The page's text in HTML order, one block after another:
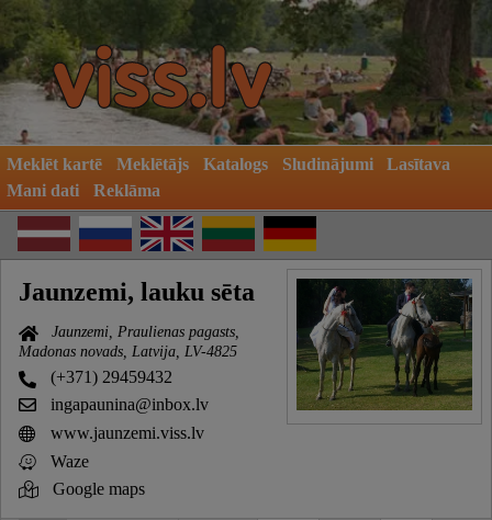
Meklēt kartē Meklētājs Katalogs Sludinājumi
Lasītava
Mani dati
Reklāma
Jaunzemi, lauku sēta
Jaunzemi, Praulienas pagasts,
Madonas novads, Latvija, LV-4825
(+371) 29459432
ingapaunina@inbox.lv
www.jaunzemi.viss.lv
Waze
Google maps